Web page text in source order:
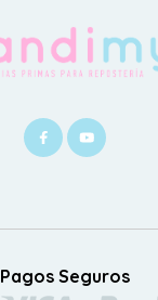
Pagos Seguros